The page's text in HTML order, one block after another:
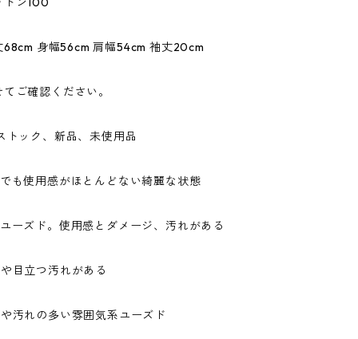
身幅56cm 肩幅54cm 袖丈20cm
ご確認ください。
トック、新品、未使用品
も使用感がほとんどない綺麗な状態
ーズド。使用感とダメージ、汚れがある
目立つ汚れがある
汚れの多い雰囲気系ユーズド